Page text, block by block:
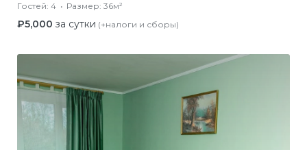
Гостей: 4 Размер: 36м²
₽5,000 за сутки (+налоги и сборы)